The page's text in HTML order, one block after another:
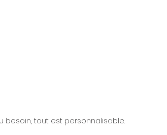
besoin, tout est personnalisable.